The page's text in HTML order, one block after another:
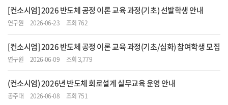
[컨소시엄] 2026 반도체 공정 이론 교육 과정(기초) 선발학생 안내
연구원 2026-06-23 조회 762
[컨소시엄] 2026 반도체 공정 이론 교육 과정(기초/심화) 참여학생 모집
연구원 2026-06-09 조회 3,779
(컨소시엄) 2026년 반도체 회로설계 실무교육 운영 안내
공주대 2026-06-08 조회 751